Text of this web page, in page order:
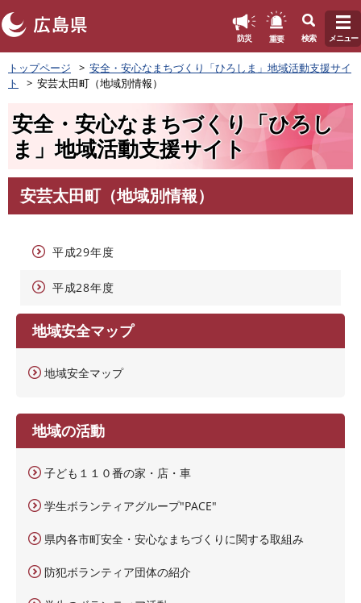
ペ
ー
ジ
す
防災 重要 検索 メニュー
トップページ
安全・安心なまちづくり「ひろしま」地域活動支援サイ
ト
安芸太田町（地域別情報）
安全・安心なまちづくり「ひろし
ま」地域活動支援サイト
文
安芸太田町（地域別情報）
平成29年度
平成28年度
地域安全マップ
地域安全マップ
地域の活動
子ども１１０番の家・店・車
学生ボランティアグループ"PACE"
県内各市町安全・安心なまちづくりに関する取組み
防犯ボランティア団体の紹介